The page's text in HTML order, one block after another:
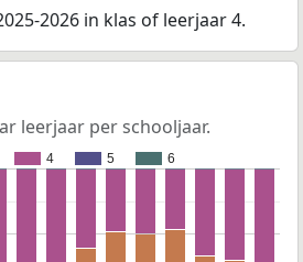
2026 in klas of leerjaar 4.
leerjaar per schooljaar.
4 5 6